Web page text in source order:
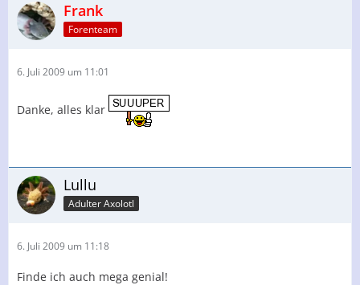
Frank
Forenteam
6. Juli 2009 um 11:01
Danke, alles klar
Lullu
Adulter Axolotl
6. Juli 2009 um 11:18
Finde ich auch mega genial!